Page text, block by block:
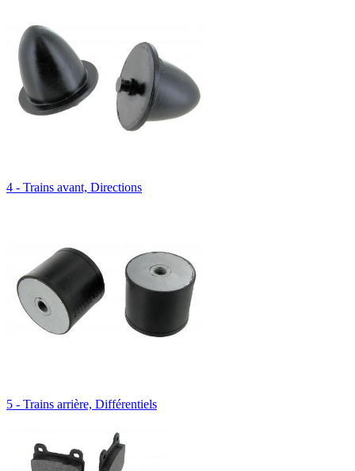
4 - Trains avant, Directions
5 - Trains arrière, Différentiels